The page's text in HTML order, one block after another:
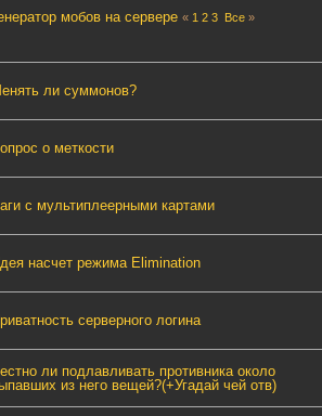
мобов на сервере « 1 2 3 Все»
ли суммонов?
о меткости
с мультиплеерными картами
насчет режима Elimination
серверного логина
ли подлавливать противника около
из него вещей?(+Угадай чей отв)